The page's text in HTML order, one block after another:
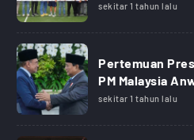
sekitar 1 tahun lalu
Pertemuan
PM Malaysia
sekitar 1 tahun lalu